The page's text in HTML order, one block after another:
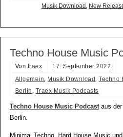
Musik Download, New
Techno House Music
Von traex
17. September 2022
Allgemein, Musik Download ,Techno
Berlin , Traex Musik Podcasts
Techno House Music Podcastaus der
Berlin.
Minimal Techno, Hard House Music